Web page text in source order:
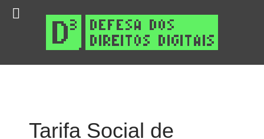
Tarifa Social de